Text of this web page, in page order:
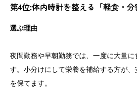
第4位:体内時計を整える「軽食・分
選ぶ理由
夜間勤務や早朝勤務では、一度に大量に
す。小分けにして栄養を補給する方が、
を保てます。